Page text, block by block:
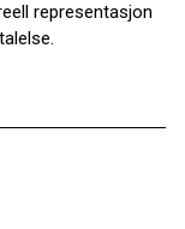
representasjon